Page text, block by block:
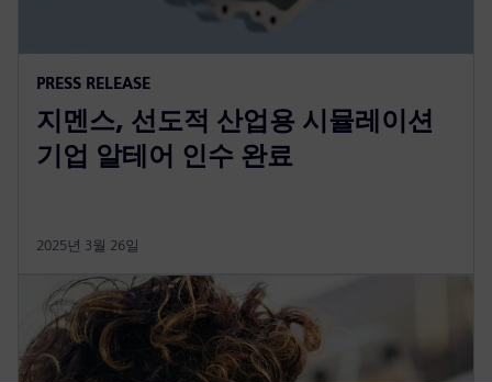
PRESS RELEASE
지멘스, 선도적 산업용 시뮬레이션
기업 알테어 인수 완료
2025년 3월 26일